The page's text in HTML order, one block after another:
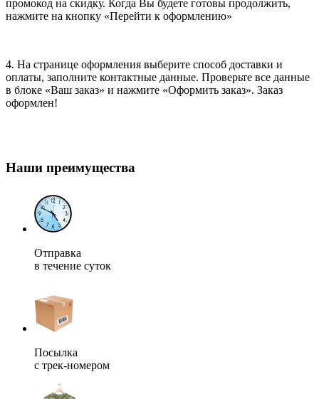
промокод на скидку. Когда Вы будете готовы продолжить,
нажмите на кнопку «Перейти к оформлению»
4. На странице оформления выберите способ доставки и
оплаты, заполните контактные данные. Проверьте все данные
в блоке «Ваш заказ» и нажмите «Оформить заказ». Заказ
оформлен!
Наши преимущества
Отправка
в течение суток
Посылка
с трек-номером